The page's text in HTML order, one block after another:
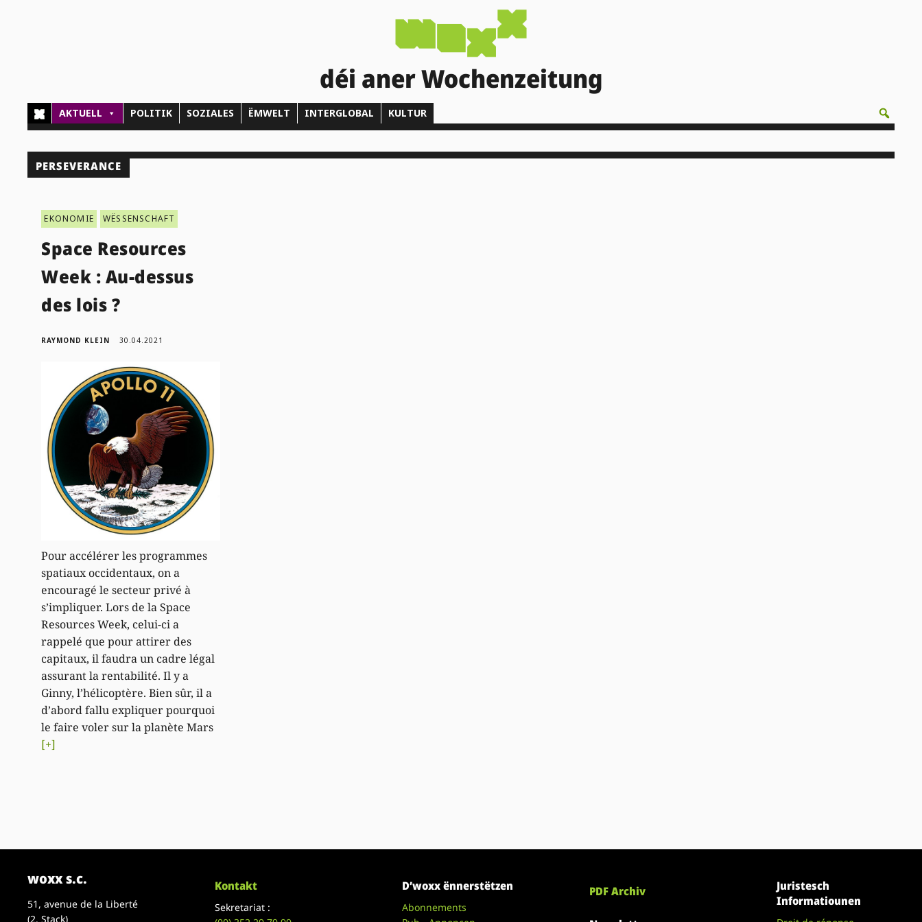
déi aner Wochenzeitung
AKTUELL POLITIK SOZIALES ËMWELT INTERGLOBAL KULTUR
PERSEVERANCE
EKONOMIE WËSSENSCHAFT
Space Resources
Week : Au-dessus
des lois ?
RAYMOND KLEIN 30.04.2021
Pour accélérer les programmes
spatiaux occidentaux, on a
encouragé le secteur privé à
s’impliquer. Lors de la Space
Resources Week, celui-ci a
rappelé que pour attirer des
capitaux, il faudra un cadre légal
assurant la rentabilité. Il y a
Ginny, l’hélicoptère. Bien sûr, il a
d’abord fallu expliquer pourquoi
le faire voler sur la planète Mars
[+]
woxx s.c.
51, avenue de la Liberté
(2. Stack)
Kontakt
Sekretariat :
D’woxx ënnerstëtzen
Abonnements
PDF Archiv
Juristesch
Informatiounen